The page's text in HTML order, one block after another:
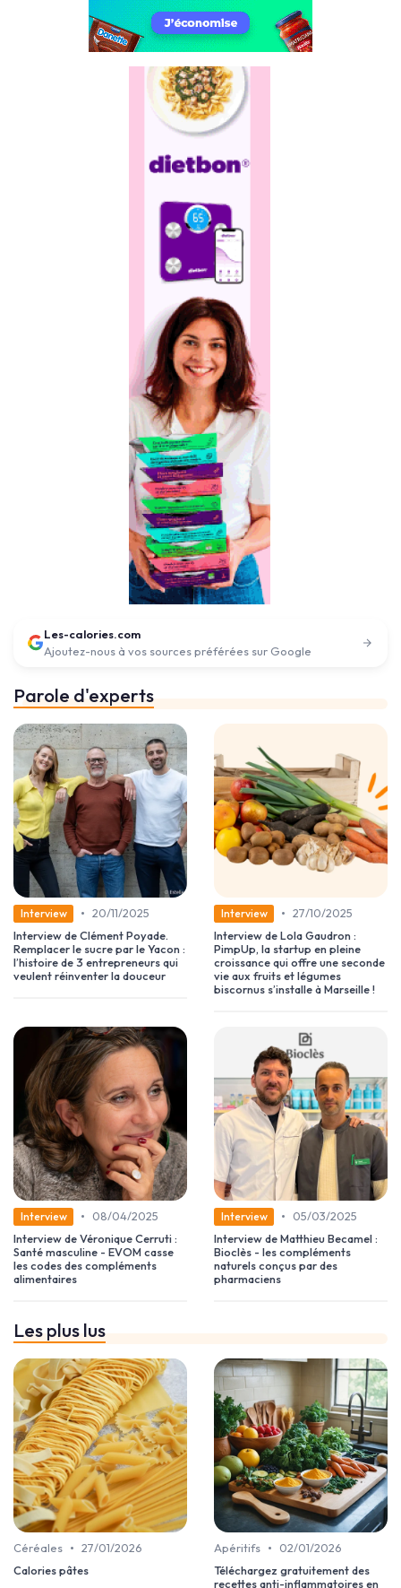
Les-calories.com
Ajoutez-nous à vos sources préférées sur Google
Parole d'experts
Interview • 20/11/2025
Interview de Clément Poyade.
Remplacer le sucre par le Yacon :
l’histoire de 3 entrepreneurs qui
veulent réinventer la douceur
Interview • 27/10/2025
Interview de Lola Gaudron :
PimpUp, la startup en pleine
croissance qui offre une seconde
vie aux fruits et légumes
biscornus s’installe à Marseille !
Interview •
08/04/2025
Interview de Véronique Cerruti :
Santé masculine - EVOM casse
les codes des compléments
alimentaires
Interview •
05/03/2025
Interview de Matthieu Becamel :
Bioclès - les compléments
naturels conçus par des
pharmaciens
Les plus lus
Céréales • 27/01/2026
Calories pâtes
Apéritifs •
02/01/2026
Téléchargez gratuitement des
recettes anti-inflammatoires en